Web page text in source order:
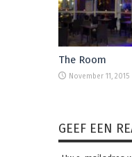
The Room
November 11, 2015
GEEF EEN